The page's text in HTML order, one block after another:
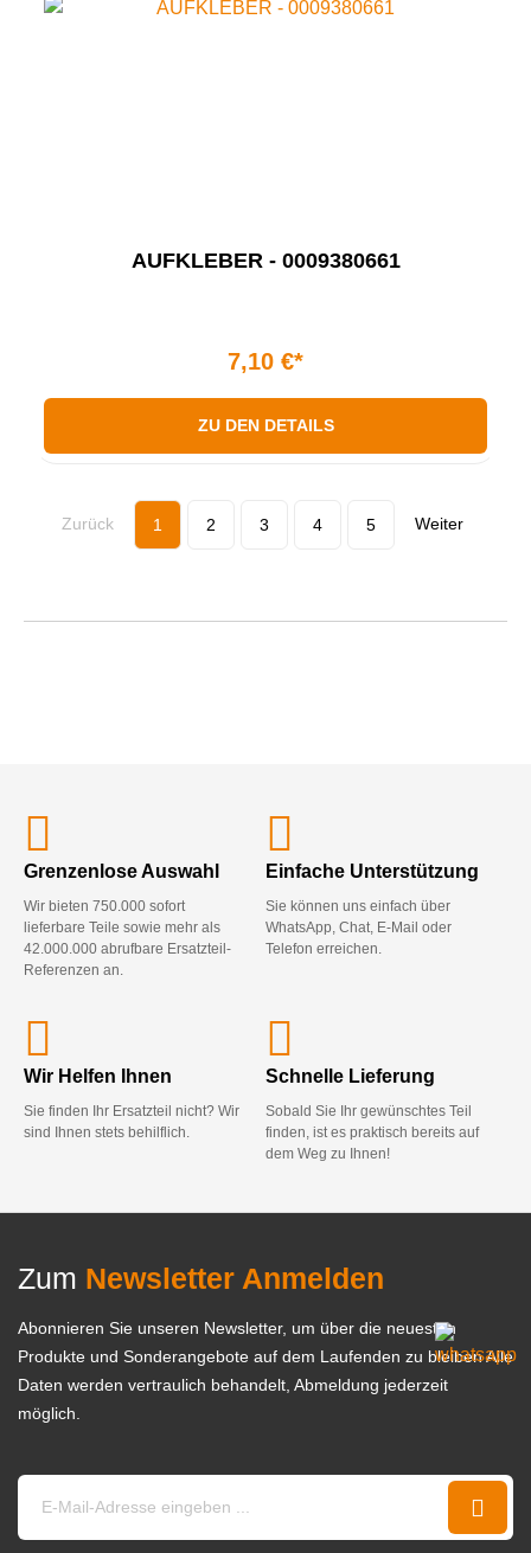
AUFKLEBER - 0009380661
7,10 €*
ZU DEN DETAILS
Zurück 1 2 3 4 5 Weiter
Grenzenlose Auswahl
Wir bieten 750.000 sofort
lieferbare Teile sowie mehr als
42.000.000 abrufbare Ersatzteil-
Referenzen an.
Einfache Unterstützung
Sie können uns einfach über
WhatsApp, Chat, E-Mail oder
Telefon erreichen.
Wir Helfen Ihnen
Sie finden Ihr Ersatzteil nicht? Wir
sind Ihnen stets behilflich.
Schnelle Lieferung
Sobald Sie Ihr gewünschtes Teil
finden, ist es praktisch bereits auf
dem Weg zu Ihnen!
Zum Newsletter Anmelden
Abonnieren Sie unseren Newsletter, um über die neuesten
Produkte und Sonderangebote auf dem Laufenden zu bleiben Alle
Daten werden vertraulich behandelt, Abmeldung jederzeit
möglich.